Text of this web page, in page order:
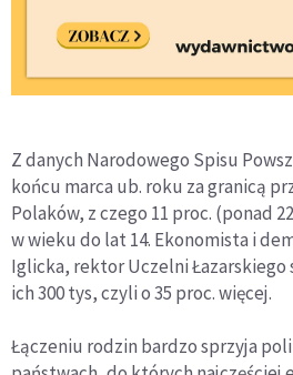
Z danych Narodowego Spisu
końcu marca ub. roku za granicą
Polaków, z czego 11 proc. (ponad
w wieku do lat 14. Ekonomista i
Iglicka, rektor Uczelni Łazarskiego
ich 300 tys, czyli o 35 proc. więcej.
Łączeniu rodzin bardzo sprzyja